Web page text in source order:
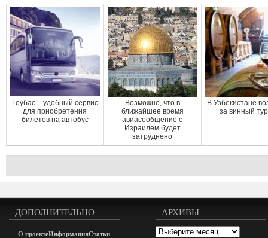
Гоубас – удобный сервис
для приобретения
билетов на автобус
Возможно, что в
ближайшее время
авиасообщение с
Израилем будет
затруднено
В Узбекистане
за винный
ДОПОЛНИТЕЛЬНО
О проектеИнформацияСтатьи
АРХИВЫ
Архивы